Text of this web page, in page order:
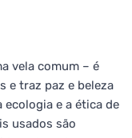
vela comum – é
e traz paz e beleza
ecologia e a ética de
usados são